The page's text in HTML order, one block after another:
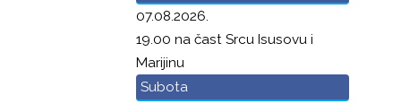
07.08.2026.
19.00 na čast Srcu Isusovu i
Marijinu
Subota